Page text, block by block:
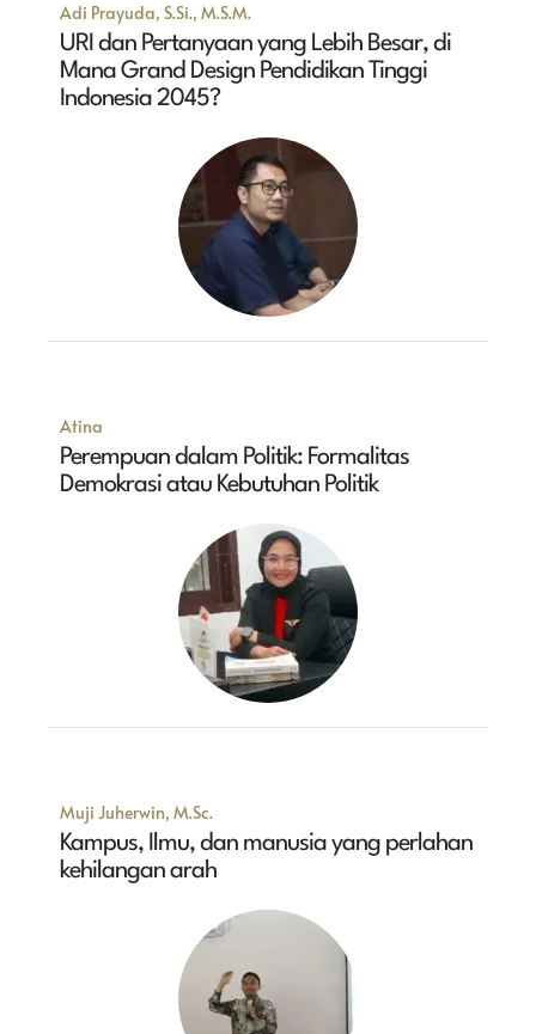
Adi Prayuda, S.Si., M.S.M.
URI dan Pertanyaan yang Lebih Besar, di
Mana Grand Design Pendidikan Tinggi
Indonesia 2045?
Atina
Perempuan dalam Politik: Formalitas
Demokrasi atau Kebutuhan Politik
Muji Juherwin, M.Sc.
Kampus, Ilmu, dan manusia yang perlahan
kehilangan arah